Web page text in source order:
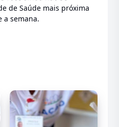
de Saúde mais próxima
a semana.